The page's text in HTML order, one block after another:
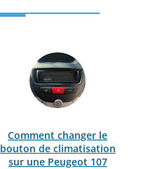
Comment changer le
bouton de climatisation
sur une Peugeot 107